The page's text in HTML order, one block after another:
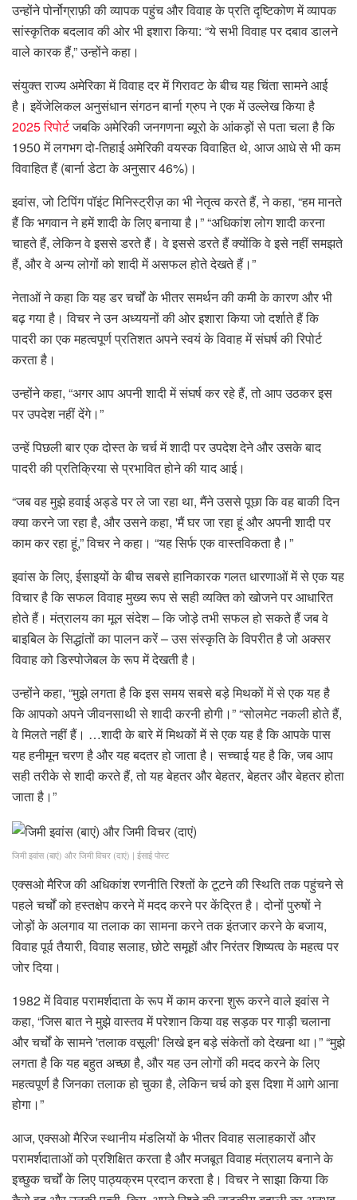
उन्होंने पोर्नोग्राफ़ी की व्यापक पहुंच और विवाह के प्रति दृष्टिकोण में व्यापक
सांस्कृतिक बदलाव की ओर भी इशारा किया: “ये सभी विवाह पर दबाव डालने
वाले कारक हैं,” उन्होंने कहा।
संयुक्त राज्य अमेरिका में विवाह दर में गिरावट के बीच यह चिंता सामने आई
है। इवेंजेलिकल अनुसंधान संगठन बार्ना ग्रुप ने एक में उल्लेख किया है
2025 रिपोर्टजबकि अमेरिकी जनगणना ब्यूरो के आंकड़ों से पता चला है कि
1950 में लगभग दो-तिहाई अमेरिकी वयस्क विवाहित थे, आज आधे से भी कम
विवाहित हैं (बार्ना डेटा के अनुसार 46%)।
इवांस, जो टिपिंग पॉइंट मिनिस्ट्रीज़ का भी नेतृत्व करते हैं, ने कहा, “हम मानते
हैं कि भगवान ने हमें शादी के लिए बनाया है।” “अधिकांश लोग शादी करना
चाहते हैं, लेकिन वे इससे डरते हैं। वे इससे डरते हैं क्योंकि वे इसे नहीं समझते
हैं, और वे अन्य लोगों को शादी में असफल होते देखते हैं।”
नेताओं ने कहा कि यह डर चर्चों के भीतर समर्थन की कमी के कारण और भी
बढ़ गया है। विचर ने उन अध्ययनों की ओर इशारा किया जो दर्शाते हैं कि
पादरी का एक महत्वपूर्ण प्रतिशत अपने स्वयं के विवाह में संघर्ष की रिपोर्ट
करता है।
उन्होंने कहा, “अगर आप अपनी शादी में संघर्ष कर रहे हैं, तो आप उठकर इस
पर उपदेश नहीं देंगे।”
उन्हें पिछली बार एक दोस्त के चर्च में शादी पर उपदेश देने और उसके बाद
पादरी की प्रतिक्रिया से प्रभावित होने की याद आई।
“जब वह मुझे हवाई अड्डे पर ले जा रहा था, मैंने उससे पूछा कि वह बाकी दिन
क्या करने जा रहा है, और उसने कहा, 'मैं घर जा रहा हूं और अपनी शादी पर
काम कर रहा हूं,” विचर ने कहा। “यह सिर्फ एक वास्तविकता है।”
इवांस के लिए, ईसाइयों के बीच सबसे हानिकारक गलत धारणाओं में से एक यह
विचार है कि सफल विवाह मुख्य रूप से सही व्यक्ति को खोजने पर आधारित
होते हैं। मंत्रालय का मूल संदेश – कि जोड़े तभी सफल हो सकते हैं जब वे
बाइबिल के सिद्धांतों का पालन करें – उस संस्कृति के विपरीत है जो अक्सर
विवाह को डिस्पोजेबल के रूप में देखती है।
उन्होंने कहा, “मुझे लगता है कि इस समय सबसे बड़े मिथकों में से एक यह है
कि आपको अपने जीवनसाथी से शादी करनी होगी।” “सोलमेट नकली होते हैं,
वे मिलते नहीं हैं। …शादी के बारे में मिथकों में से एक यह है कि आपके पास
यह हनीमून चरण है और यह बदतर हो जाता है। सच्चाई यह है कि, जब आप
सही तरीके से शादी करते हैं, तो यह बेहतर और बेहतर, बेहतर और बेहतर होता
जाता है।”
जिमी इवांस (बाएं) और जिमी विचर (दाएं) | ईसाई पोस्ट
एक्सओ मैरिज की अधिकांश रणनीति रिश्तों के टूटने की स्थिति तक पहुंचने से
पहले चर्चों को हस्तक्षेप करने में मदद करने पर केंद्रित है। दोनों पुरुषों ने
जोड़ों के अलगाव या तलाक का सामना करने तक इंतजार करने के बजाय,
विवाह पूर्व तैयारी, विवाह सलाह, छोटे समूहों और निरंतर शिष्यत्व के महत्व पर
जोर दिया।
1982 में विवाह परामर्शदाता के रूप में काम करना शुरू करने वाले इवांस ने
कहा, “जिस बात ने मुझे वास्तव में परेशान किया वह सड़क पर गाड़ी चलाना
और चर्चों के सामने 'तलाक वसूली' लिखे इन बड़े संकेतों को देखना था।” “मुझे
लगता है कि यह बहुत अच्छा है, और यह उन लोगों की मदद करने के लिए
महत्वपूर्ण है जिनका तलाक हो चुका है, लेकिन चर्च को इस दिशा में आगे आना
होगा।”
आज, एक्सओ मैरिज स्थानीय मंडलियों के भीतर विवाह सलाहकारों और
परामर्शदाताओं को प्रशिक्षित करता है और मजबूत विवाह मंत्रालय बनाने के
इच्छुक चर्चों के लिए पाठ्यक्रम प्रदान करता है। विचर ने साझा किया कि